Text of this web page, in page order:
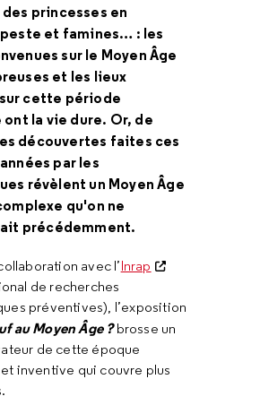
princesses en
et famines… : les
sur le Moyen Âge
et les lieux
cette période
la vie dure. Or, de
découvertes faites ces
par les
révèlent un Moyen Âge
qu'on ne
précédemment.
avec l’Inrap
de recherches
préventives), l’exposition
au Moyen Âge ?brosse un
de cette époque
inventive qui couvre plus